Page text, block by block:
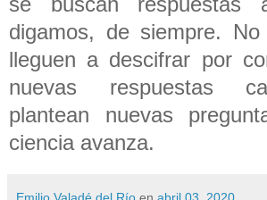
digamos, de siempre.
lleguen a descifrar por
nuevas respuestas
plantean nuevas
ciencia avanza.
Emilio Valadé del Río en abril 03, 2020